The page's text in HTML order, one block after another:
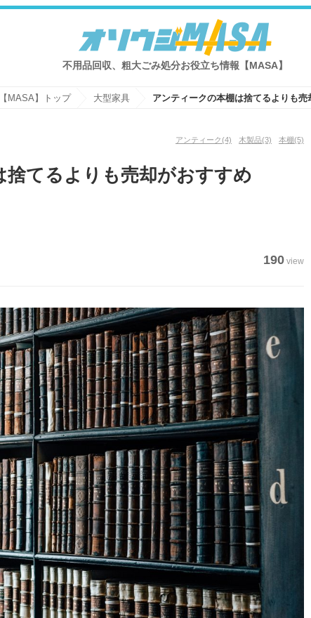
不用品回収、粗大ごみ処分お役立ち情報【MASA】
MASA】トップ 大型家具 アンティークの本棚は捨てるよりも売
アンティーク(4) 木製品(3) 本棚(5)
捨てるよりも売却がおすすめ
190 view